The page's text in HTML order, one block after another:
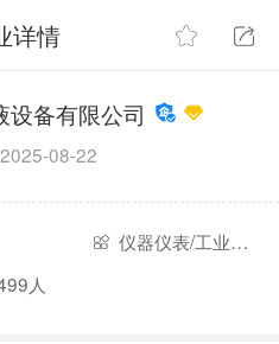
详情
设备有限公司
08-22
仪器仪表/工业自动化
人